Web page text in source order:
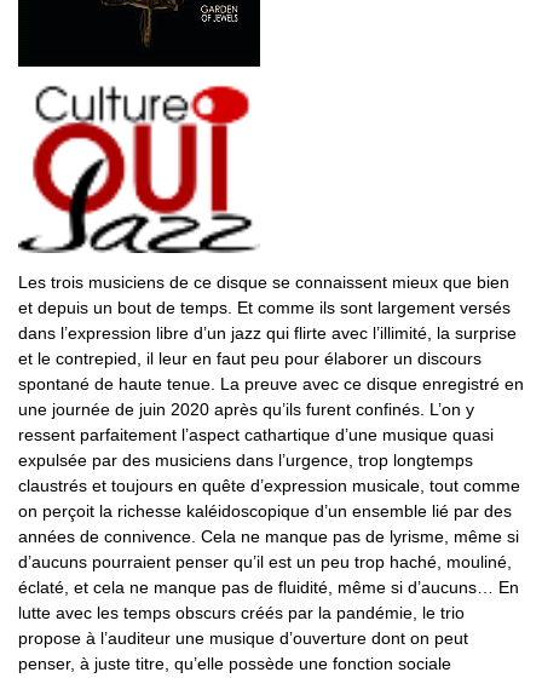
Les trois musiciens de ce disque se connaissent mieux que bien
et depuis un bout de temps. Et comme ils sont largement versés
dans l’expression libre d’un jazz qui flirte avec l’illimité, la surprise
et le contrepied, il leur en faut peu pour élaborer un discours
spontané de haute tenue. La preuve avec ce disque enregistré en
une journée de juin 2020 après qu’ils furent confinés. L’on y
ressent parfaitement l’aspect cathartique d’une musique quasi
expulsée par des musiciens dans l’urgence, trop longtemps
claustrés et toujours en quête d’expression musicale, tout comme
on perçoit la richesse kaléidoscopique d’un ensemble lié par des
années de connivence. Cela ne manque pas de lyrisme, même si
d’aucuns pourraient penser qu’il est un peu trop haché, mouliné,
éclaté, et cela ne manque pas de fluidité, même si d’aucuns… En
lutte avec les temps obscurs créés par la pandémie, le trio
propose à l’auditeur une musique d’ouverture dont on peut
penser, à juste titre, qu’elle possède une fonction sociale